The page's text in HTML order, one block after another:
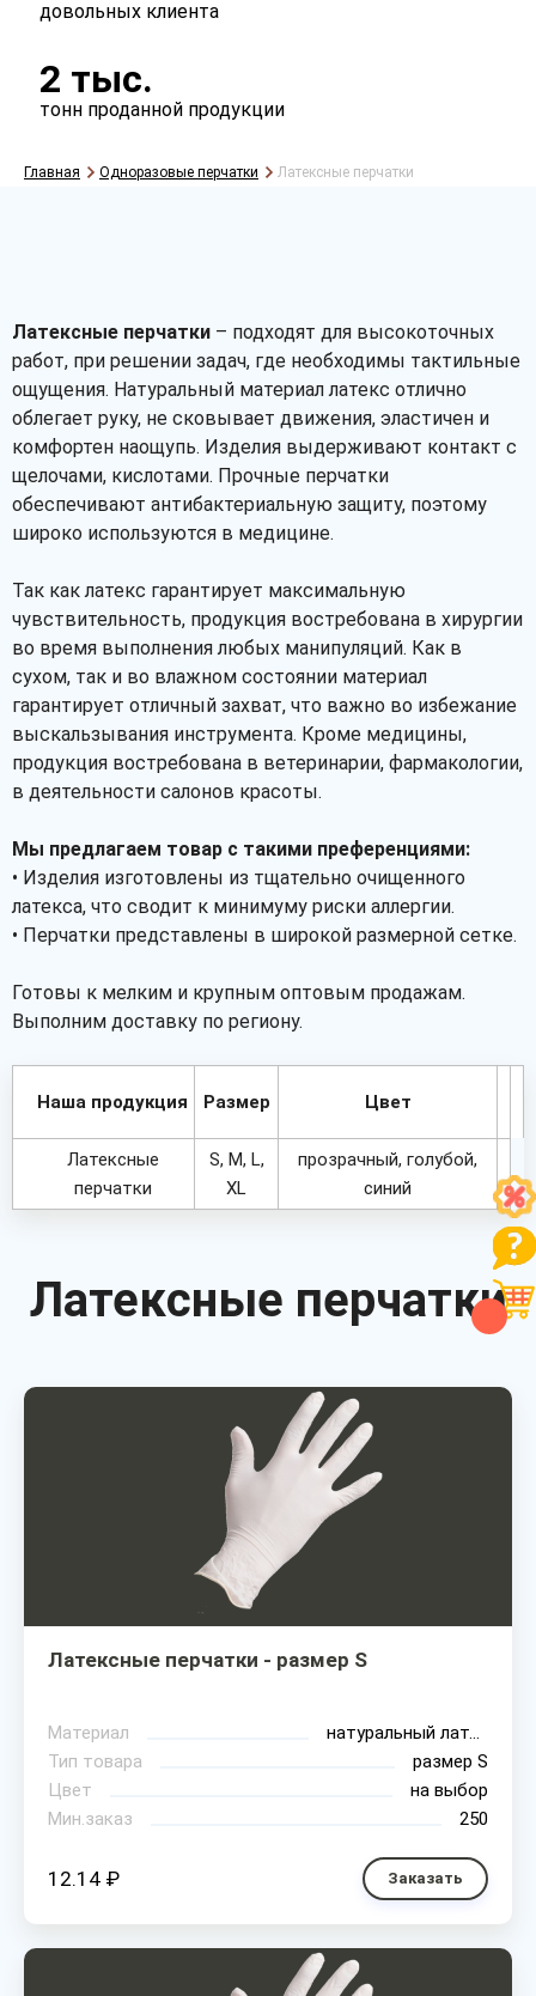
довольных клиента
2 тыс.
тонн проданной продукции
Главная Одноразовые перчатки Латексные перчатки
Латексные перчатки – подходят для высокоточных
работ, при решении задач, где необходимы тактильные
ощущения. Натуральный материал латекс отлично
облегает руку, не сковывает движения, эластичен и
комфортен наощупь. Изделия выдерживают контакт с
щелочами, кислотами. Прочные перчатки
обеспечивают антибактериальную защиту, поэтому
широко используются в медицине.
Так как латекс гарантирует максимальную
чувствительность, продукция востребована в хирургии
во время выполнения любых манипуляций. Как в
сухом, так и во влажном состоянии материал
гарантирует отличный захват, что важно во избежание
выскальзывания инструмента. Кроме медицины,
продукция востребована в ветеринарии, фармакологии,
в деятельности салонов красоты.
Мы предлагаем товар с такими преференциями:
• Изделия изготовлены из тщательно очищенного
латекса, что сводит к минимуму риски аллергии.
• Перчатки представлены в широкой размерной сетке.
Готовы к мелким и крупным оптовым продажам.
Выполним доставку по региону.
Наша продукция Размер Цвет
Латексные
перчатки
S, M, L,
XL
прозрачный, голубой,
синий
Латексные перчатки
Латексные перчатки - размер S
Материал
натуральный латекс
Тип товара
размер S
Цвет
на выбор
Мин.заказ
250
12.14 ₽ Заказать